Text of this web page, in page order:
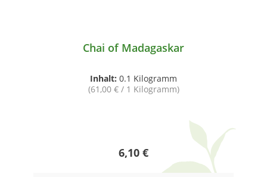
Chai of Madagaskar
Inhalt: 0.1 Kilogramm
(61,00 € / 1 Kilogramm)
Regulärer Preis:
6,10 €